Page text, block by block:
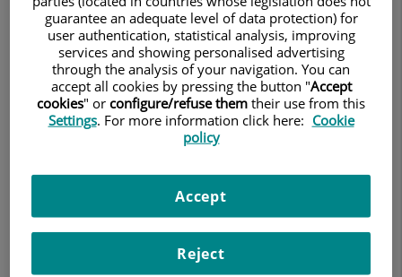
Dra. Leila Catherine Onbargi
Ginecología y Obstetricia
Centro Médico Teknon 93 393 31 61
Ir al consultorio
D
Ginecología y Obstetricia Reproducción Asistida
630 76 55 58
guarantee an adequate level of data protection) for
user authentication, statistical analysis, improving
services and showing personalised advertising
through the analysis of your navigation. You can
accept all cookies by pressing the button "Accept
cookies" or configure/refuse them their use from this
Settings. For more information click here: Cookie
policy
Reject
Accept